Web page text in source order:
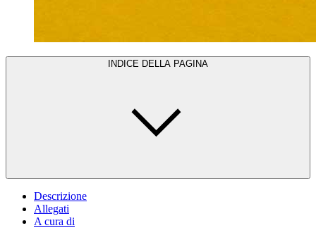
INDICE DELLA PAGINA
Descrizione
Allegati
A cura di